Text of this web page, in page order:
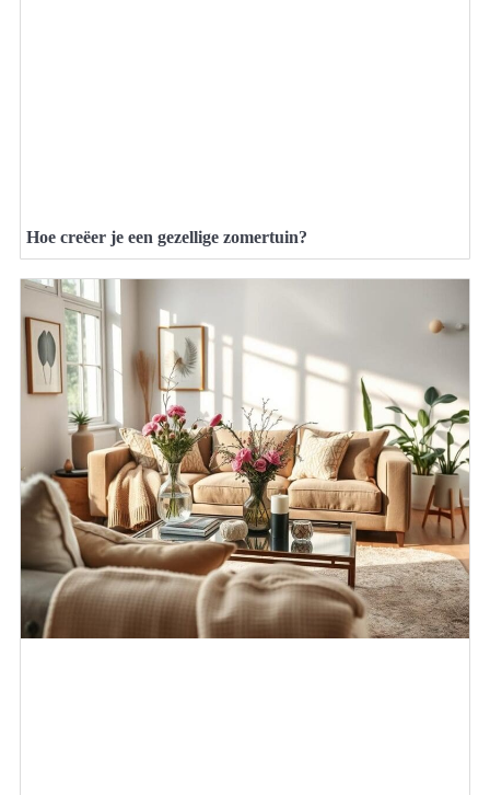
Hoe creëer je een gezellige zomertuin?